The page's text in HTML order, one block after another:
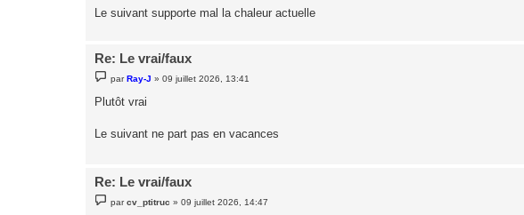
Le suivant supporte mal la chaleur actuelle
Re: Le vrai/faux
e
s
e
parRay-J »09 juillet 2026, 13:41
Plutôt vrai
Le suivant ne part pas en vacances
Re: Le vrai/faux
e
parcv_ptitruc »09 juillet 2026, 14:47